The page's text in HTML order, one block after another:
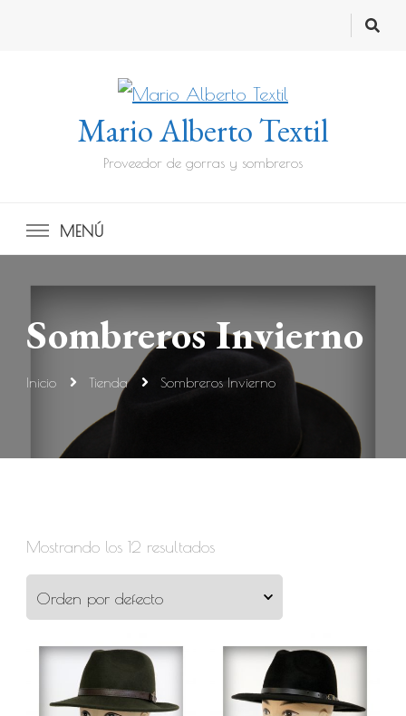
Mario Alberto Textil
Proveedor de gorras y sombreros
MENÚ
Sombreros Invierno
Inicio Tienda Sombreros Invierno
Mostrando los 12 resultados